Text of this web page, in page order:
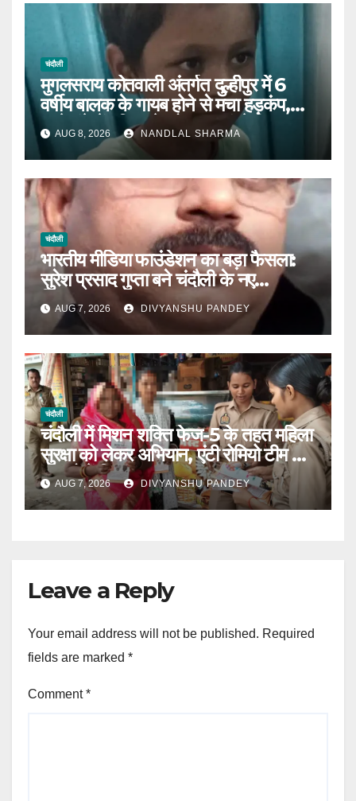
चंदौली
मुगलसराय कोतवाली अंतर्गत दुल्हीपुर में 6
वर्षीय बालक के गायब होने से मचा हड़कंप,
आधे घंटे में पुलिस ने खोजकर मां से मिलाया।
AUG 8, 2026 NANDLAL SHARMA
चंदौली
भारतीय मीडिया फाउंडेशन का बड़ा फैसला:
सुरेश प्रसाद गुप्ता बने चंदौली के नए
जिलाध्यक्ष|
AUG 7, 2026 DIVYANSHU PANDEY
चंदौली
चंदौली में मिशन शक्ति फेज-5 के तहत महिला
सुरक्षा को लेकर अभियान, एंटी रोमियो टीम ने
बाजारों में किया जागरूक|
AUG 7, 2026 DIVYANSHU PANDEY
Leave a Reply
Your email address will not be published. Required
fields are marked *
Comment*